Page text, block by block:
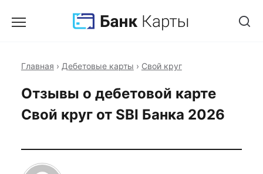
Главная › Дебетовые карты › Свой круг
Отзывы о дебетовой карте
Свой круг от SBI Банка 2026